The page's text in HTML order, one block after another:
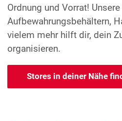
Ordnung und Vorrat!
Aufbewahrungsbehältern,
vielem mehr hilft dir, dein
organisieren.
Stores in deiner Nähe